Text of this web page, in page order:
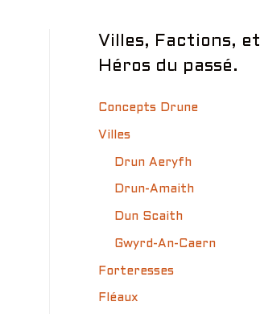
Villes, Factions, et
Héros du passé.
Concepts Drune
Villes
Drun Aeryfh
Drun-Amaith
Dun Scaith
Gwyrd-An-Caern
Forteresses
Fléaux